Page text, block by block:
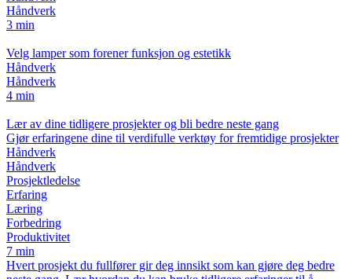
Håndverk
3 min
Velg lamper som forener funksjon og estetikk
Håndverk
Håndverk
4 min
Lær av dine tidligere prosjekter og bli bedre neste gang
Gjør erfaringene dine til verdifulle verktøy for fremtidige prosjekter
Håndverk
Håndverk
Prosjektledelse
Erfaring
Læring
Forbedring
Produktivitet
7 min
Hvert prosjekt du fullfører gir deg innsikt som kan gjøre deg bedre